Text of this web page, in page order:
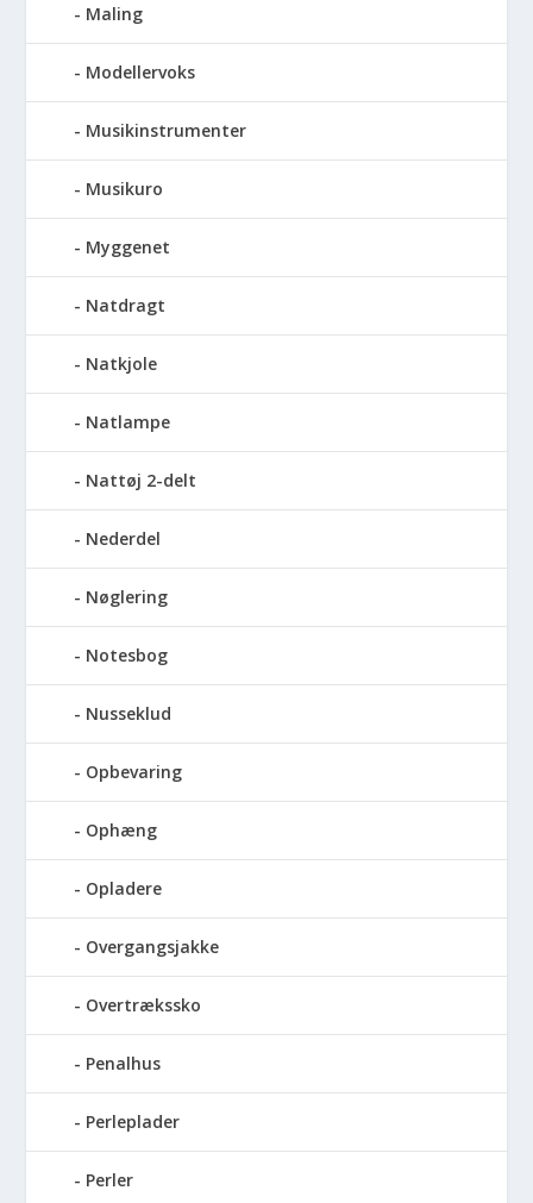
Maling
Modellervoks
Musikinstrumenter
Musikuro
Myggenet
Natdragt
Natkjole
Natlampe
Nattøj 2-delt
Nederdel
Nøglering
Notesbog
Nusseklud
Opbevaring
Ophæng
Opladere
Overgangsjakke
Overtrækssko
Penalhus
Perleplader
Perler